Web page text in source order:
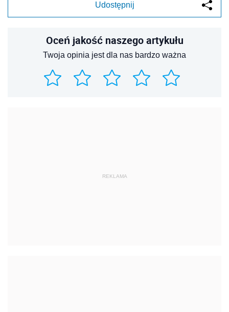
Udostępnij
Oceń jakość naszego artykułu
Twoja opinia jest dla nas bardzo ważna
REKLAMA